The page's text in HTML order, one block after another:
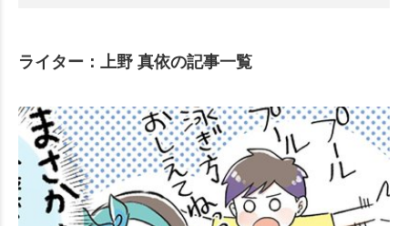
ライター：上野 真依の記事一覧